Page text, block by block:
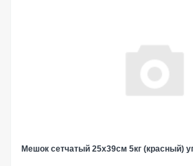
Мешок сетчатый 25х39см 5кг (красный)